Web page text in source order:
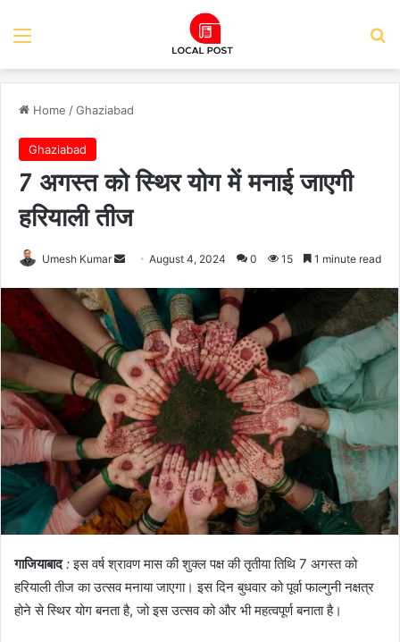
Menu
Home /Ghaziabad
Ghaziabad
7 अगस्त को स्थिर योग में मनाई जाएगी
हरियाली तीज
Umesh Kumar
Send
email
August 4, 2024 0 15 1 minute read
गाजियाबाद:इस वर्ष श्रावण मास की शुक्ल पक्ष की तृतीया तिथि 7 अगस्त को
हरियाली तीज का उत्सव मनाया जाएगा। इस दिन बुधवार को पूर्वा फाल्गुनी नक्षत्र
होने से स्थिर योग बनता है, जो इस उत्सव को और भी महत्वपूर्ण बनाता है।